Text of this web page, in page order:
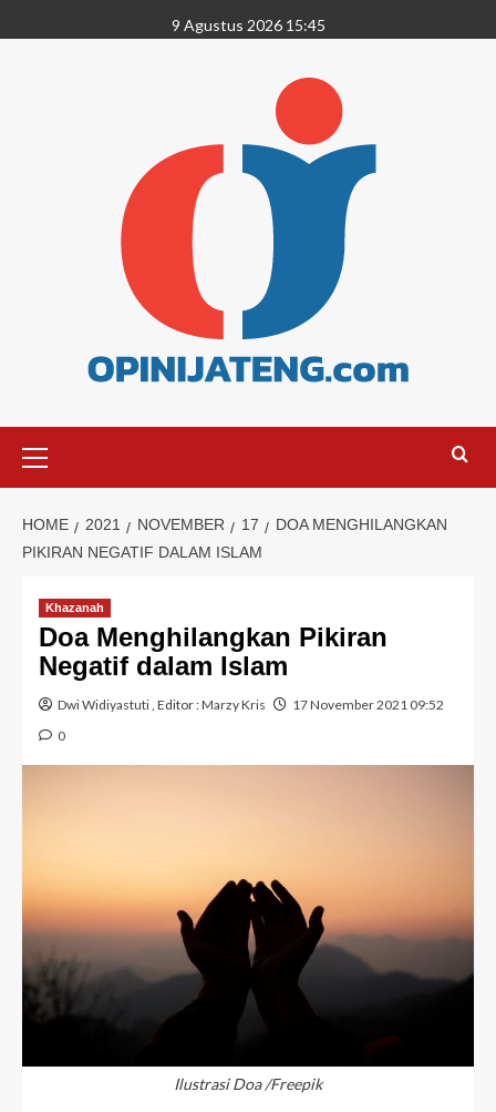
9 Agustus 2026 15:45
HOME 2021 NOVEMBER 17
DOA MENGHILANGKAN
PIKIRAN NEGATIF DALAM ISLAM
Khazanah
Doa Menghilangkan Pikiran
Negatif dalam Islam
Dwi Widiyastuti, Editor :Marzy Kris
17 November 2021 09:52
0
Ilustrasi Doa /Freepik